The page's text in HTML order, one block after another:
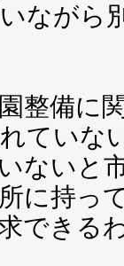
ながら
整備に
ていな
ないと
に持っ
できる